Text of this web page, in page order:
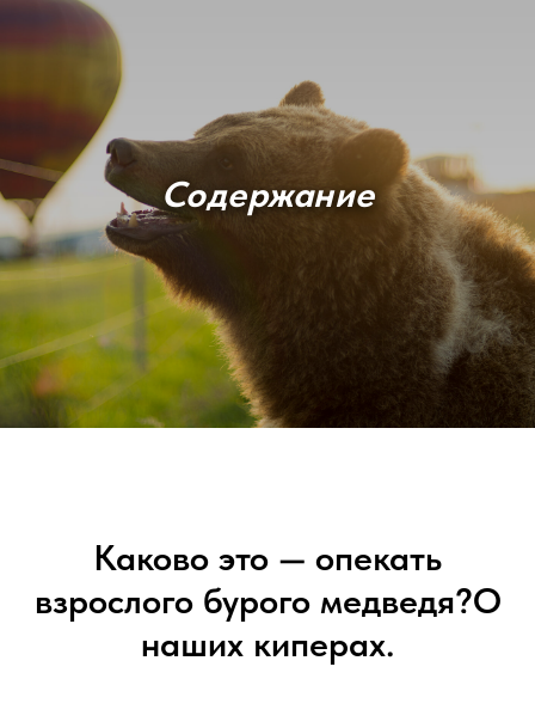
Содержание
Каково это — опекать
взрослого бурого медведя?О
наших киперах.